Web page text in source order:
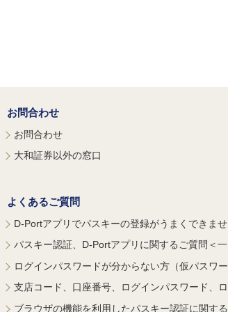
お問合わせ
お問合わせ
大和証券以外の窓口
よくあるご質問
D-Portアプリでパスキーの登録がうまくできま
パスキー認証、D-Portアプリに関するご質問＜一
ログインパスワードが分からない方（仮パスワー
支店コード、口座番号、ログインパスワード、
ブラウザの機能を利用したパスキー認証に関す